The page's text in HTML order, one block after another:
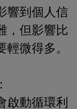
響到個人信
，但影響比
輕微得多。
啟動循環利